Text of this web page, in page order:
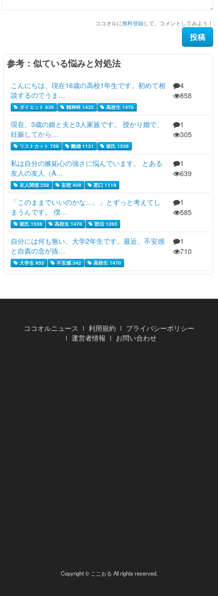
ココオルに無料登録して、コメントしてみよう！
参考：似ている悩みと対処法
こんにちは。現在16歳の高校1年生です。初めて相
談するのでうま…
ダイエット 630 精神科 1432 高校生 1470
4
858
現在、3歳の娘と夫と3人家族です。 授かり婚で、
妊娠してから…
リストカット 756 離婚 1131 彼氏 1536
1
305
私は自分の嫉妬心の強さに悩んでいます。 とある
友人の友人（A…
友人関係 258 妄想 409 悪口 1119
1
639
「このままでいいのかな…。」とずっと考えてし
まうんです。 僕…
彼氏 1536 高校生 1470 部活 1265
1
585
自分には何も無い、大学2年生です。最近、不安感
と自責の念が抜…
大学生 955 不安感 342 高校生 1470
1
710
ココオルニュース 利用規約
プライバシーポリシー
運営者情報
お問い合わせ
Copyright © ここおる All rights reserved.